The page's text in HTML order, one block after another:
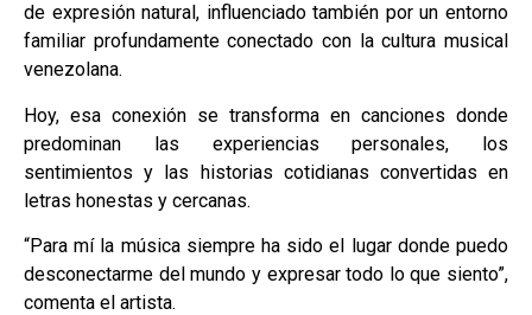
de expresión natural, influenciado también por un entorno
familiar profundamente conectado con la cultura musical
venezolana.
Hoy, esa conexión se transforma en canciones donde
predominan las experiencias personales, los
sentimientos y las historias cotidianas convertidas en
letras honestas y cercanas.
“Para mí la música siempre ha sido el lugar donde puedo
desconectarme del mundo y expresar todo lo que siento”,
comenta el artista.